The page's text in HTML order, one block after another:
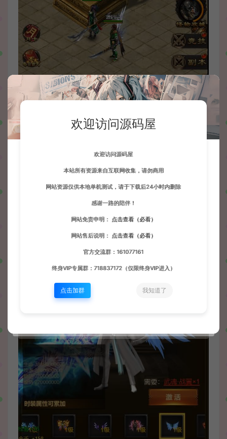
欢迎访问源码屋
欢迎访问源码屋
本站所有资源来自互联网收集，请勿商用
网站资源仅供本地单机测试，请于下载后24小时内删除
感谢一路的陪伴！
网站免责申明： 点击查看（必看）
网站售后说明： 点击查看（必看）
官方交流群：161077161
终身VIP专属群：718837172（仅限终身VIP进入）
点击加群 我知道了